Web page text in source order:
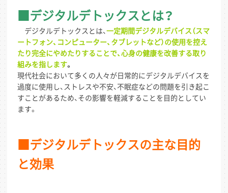
■デジタルデトックスとは？
デジタルデトックスとは、一定期間デジタルデバイス（スマ
ートフォン、コンピューター、タブレットなど）の使用を控え
たり完全にやめたりすることで、心身の健康を改善する取り
組みを指します。
現代社会において多くの人々が日常的にデジタルデバイスを
過度に使用し、ストレスや不安、不眠症などの問題を引き起こ
すことがあるため、その影響を軽減することを目的としてい
ます。
■デジタルデトックスの主な目的
と効果